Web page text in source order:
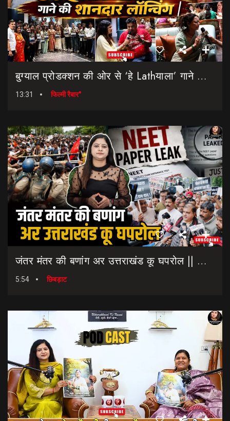
बुग्याल प्रोडक्शन की ओर से ‘हे Lathयाला’ गाने की शानदार लॉन्चिंग || Hey Lathyala || Garhwali Song
13:31 फिल्मी रैबार"
जंतर मंतर की बणांग अर उत्तराखंड कू घपरोल || NEET Paper Leak || Dharmendra Pradhan Resigns
5:54 छिबड़ाट